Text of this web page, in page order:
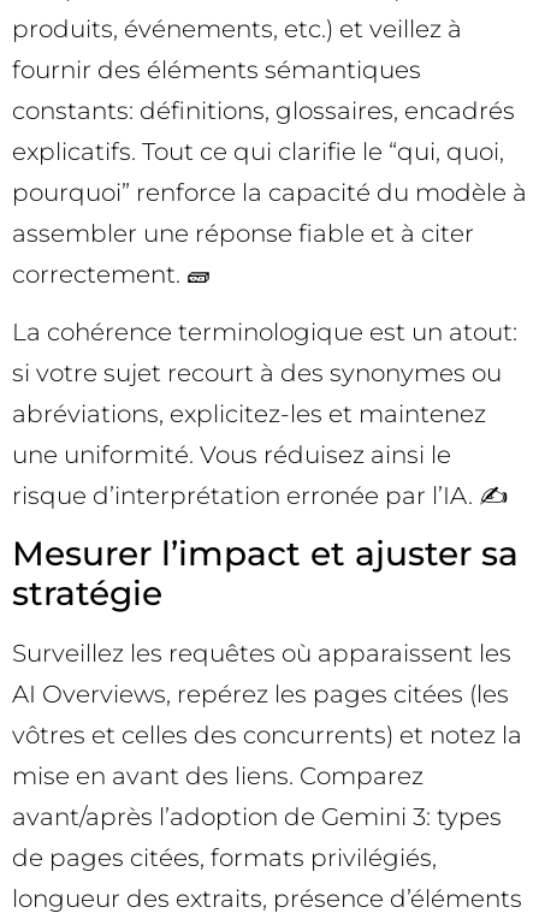
produits, événements, etc.) et veillez à
fournir des éléments sémantiques
constants: définitions, glossaires, encadrés
explicatifs. Tout ce qui clarifie le “qui, quoi,
pourquoi” renforce la capacité du modèle à
assembler une réponse fiable et à citer
correctement. 🧱
La cohérence terminologique est un atout:
si votre sujet recourt à des synonymes ou
abréviations, explicitez-les et maintenez
une uniformité. Vous réduisez ainsi le
risque d’interprétation erronée par l’IA. ✍️
Mesurer l’impact et ajuster sa
stratégie
Surveillez les requêtes où apparaissent les
AI Overviews, repérez les pages citées (les
vôtres et celles des concurrents) et notez la
mise en avant des liens. Comparez
avant/après l’adoption de Gemini 3: types
de pages citées, formats privilégiés,
longueur des extraits, présence d’éléments